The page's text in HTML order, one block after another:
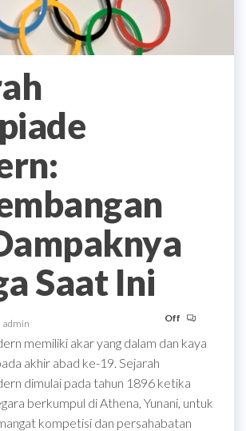
Saat Ini
admin Off
memiliki akar yang dalam dan kaya
akhir abad ke-19. Sejarah
dimulai pada tahun 1896 ketika
berkumpul di Athena, Yunani, untuk
kompetisi dan persahabatan